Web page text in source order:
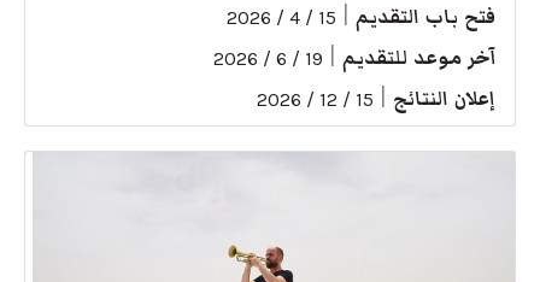
فتح باب التقديم 15 / 4 / 2026
آخر موعد للتقديم 19 / 6 / 2026
إعلان النتائج 15 / 12 / 2026